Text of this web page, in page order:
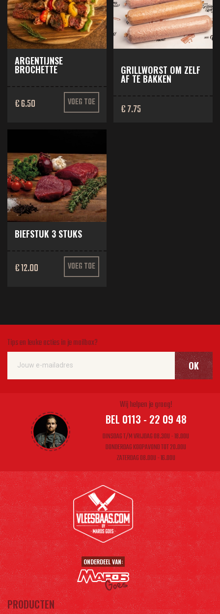
ARGENTIJNSE
BROCHETTE
€ 6.50 VOEG TOE
GRILLWORST OM ZELF
AF TE BAKKEN
€ 7.75
BIEFSTUK 3 STUKS
€ 12.00 VOEG TOE
Tips en leuke acties in je mailbox?
OK
Wij helpen je graag!
BEL 0113 - 22 09 48
DINSDAG T/M VRIJDAG 08.30U - 18.00U
DONDERDAG KOOPAVOND TOT 20.00U
ZATERDAG 08.00U - 16.00U
ONDERDEEL VAN:
PRODUCTEN